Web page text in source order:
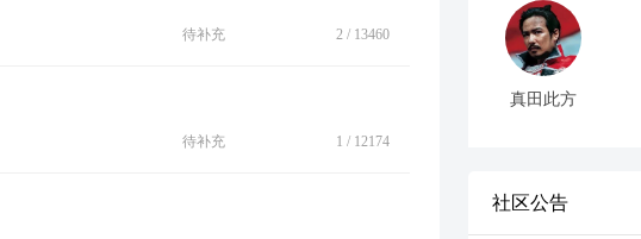
待补充 2 / 13460
待补充 1 / 12174
真田此方
社区公告